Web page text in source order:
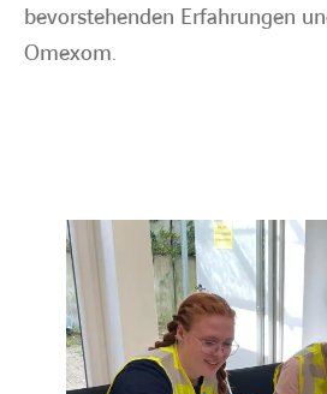
bevorstehenden Erfahrungen
Omexom.